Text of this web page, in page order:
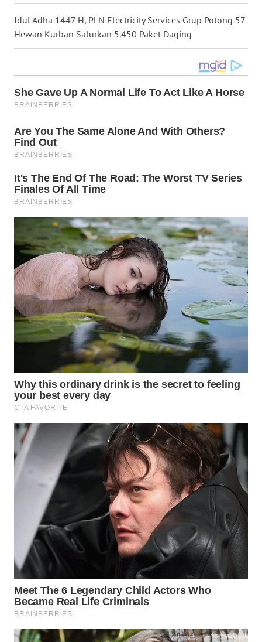
Idul Adha 1447 H, PLN Electricity Services Grup Potong 57
Hewan Kurban Salurkan 5.450 Paket Daging
KALTARA
WN
WN
SULSEL
WN
GORONTALO
WN
SULUT
WN
MALUKU
WN
MALUT
DAIRI
WN
TOBA
WN
LANGKAT
WN
TAPANULI
SELATAN
WN
TANJUNG